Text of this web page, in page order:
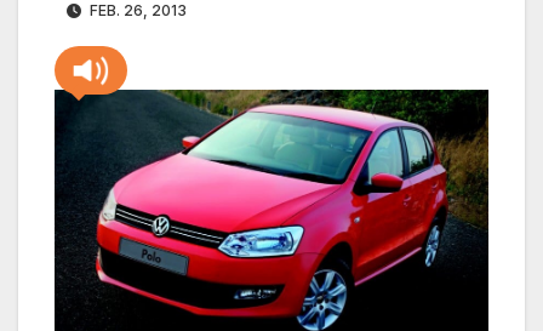
FEB. 26, 2013